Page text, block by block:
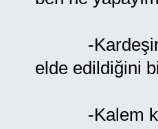
-Kardeşim,
elde edildiğini
-Kalem